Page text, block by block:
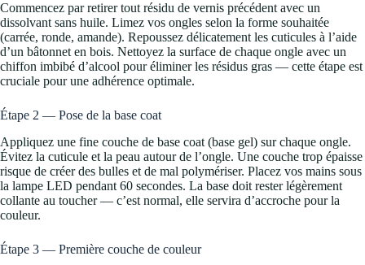
Commencez par retirer tout résidu de vernis précédent avec un
dissolvant sans huile. Limez vos ongles selon la forme souhaitée
(carrée, ronde, amande). Repoussez délicatement les cuticules à l’aide
d’un bâtonnet en bois. Nettoyez la surface de chaque ongle avec un
chiffon imbibé d’alcool pour éliminer les résidus gras — cette étape est
cruciale pour une adhérence optimale.
Étape 2 — Pose de la base coat
Appliquez une fine couche de base coat (base gel) sur chaque ongle.
Évitez la cuticule et la peau autour de l’ongle. Une couche trop épaisse
risque de créer des bulles et de mal polymériser. Placez vos mains sous
la lampe LED pendant 60 secondes. La base doit rester légèrement
collante au toucher — c’est normal, elle servira d’accroche pour la
couleur.
Étape 3 — Première couche de couleur